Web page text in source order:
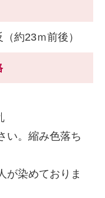
約23ｍ前後）
。縮み色落ち
染めておりま